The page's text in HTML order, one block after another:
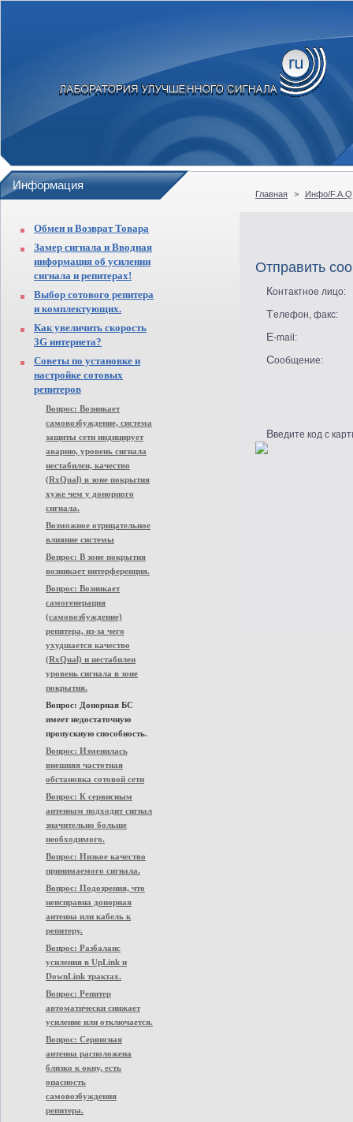
Информация
Обмен и Возврат Товара
Замер сигнала и Вводная
информация об усилении
сигнала и репитерах!
Выбор сотового репитера
и комплектующих.
Как увеличить скорость
3G интернета?
Советы по установке и
настройке сотовых
репитеров
Вопрос: Возникает
самовозбуждение, система
защиты сети индицирует
аварию, уровень сигнала
нестабилен, качество
(RxQual) в зоне покрытия
хуже чем у донорного
сигнала.
Возможное отрицательное
влияние системы
Вопрос: В зоне покрытия
возникает интерференция.
Вопрос: Возникает
самогенерация
(самовозбуждение)
репитера, из-за чего
ухудшается качество
(RxQual) и нестабилен
уровень сигнала в зоне
покрытия.
Вопрос: Донорная БС
имеет недостаточную
пропускную способность.
Вопрос: Изменилась
внешняя частотная
обстановка сотовой сети
Вопрос: К сервисным
антеннам подходит сигнал
значительно больше
необходимого.
Вопрос: Низкое качество
принимаемого сигнала.
Вопрос: Подозрения, что
неисправна донорная
антенна или кабель к
репитеру.
Вопрос: Разбаланс
усиления в UpLink и
DownLink трактах.
Вопрос: Репитер
автоматически снижает
усиление или отключается.
Вопрос: Сервисная
антенна расположена
близко к окну, есть
опасность
самовозбуждения
репитера.
Главная > Инфо/F.A.Q
Отправить
Контактное лицо:
Телефон, факс:
E-mail:
Сообщение:
Введите код с